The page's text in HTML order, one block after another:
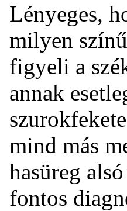
Lényeges,
milyen
figyeli a
annak
mind más
hasüreg
fontos